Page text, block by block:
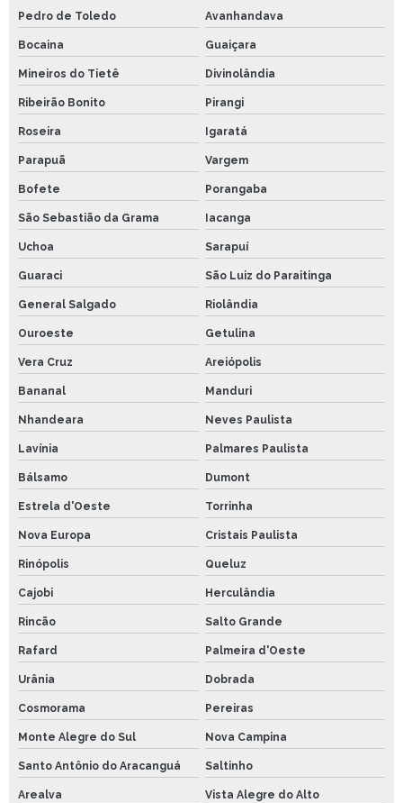
Pedro de Toledo Avanhandava
Bocaina Guaiçara
Mineiros do Tietê Divinolândia
Ribeirão Bonito Pirangi
Roseira Igaratá
Parapuã Vargem
Bofete Porangaba
São Sebastião da Grama Iacanga
Uchoa Sarapuí
Guaraci São Luiz do Paraitinga
General Salgado Riolândia
Ouroeste Getulina
Vera Cruz Areiópolis
Bananal Manduri
Nhandeara Neves Paulista
Lavínia Palmares Paulista
Bálsamo Dumont
Estrela d'Oeste Torrinha
Nova Europa Cristais Paulista
Rinópolis Queluz
Cajobi Herculândia
Rincão Salto Grande
Rafard Palmeira d'Oeste
Urânia Dobrada
Cosmorama Pereiras
Monte Alegre do Sul Nova Campina
Santo Antônio do Aracanguá Saltinho
Arealva Vista Alegre do Alto